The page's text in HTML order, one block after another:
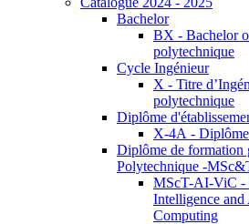
Bachelor
BX - Bachelor
polytechnique
Cycle Ingénieur
X - Titre
polytechnique
Diplôme
X-4A -
Diplôme de formation
Polytechnique -
MScT-AI-ViC -
Intelligence
Computing